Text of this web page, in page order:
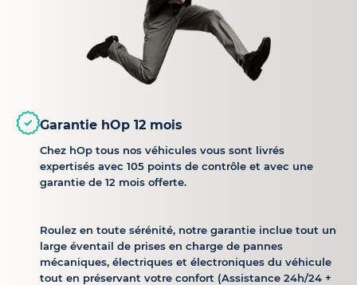
Garantie hOp 12 mois
Chez hOp tous nos véhicules vous sont livrés
expertisés avec 105 points de contrôle et avec une
garantie de 12 mois offerte.
Roulez en toute sérénité, notre garantie inclue tout un
large éventail de prises en charge de pannes
mécaniques, électriques et électroniques du véhicule
tout en préservant votre confort (Assistance 24h/24 +